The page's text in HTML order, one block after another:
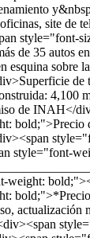
site de
style="font-
de 35 autos
esquina sobre
de
4,100
de INAH</
bold;">Precio
style="font-
weight:
actualización